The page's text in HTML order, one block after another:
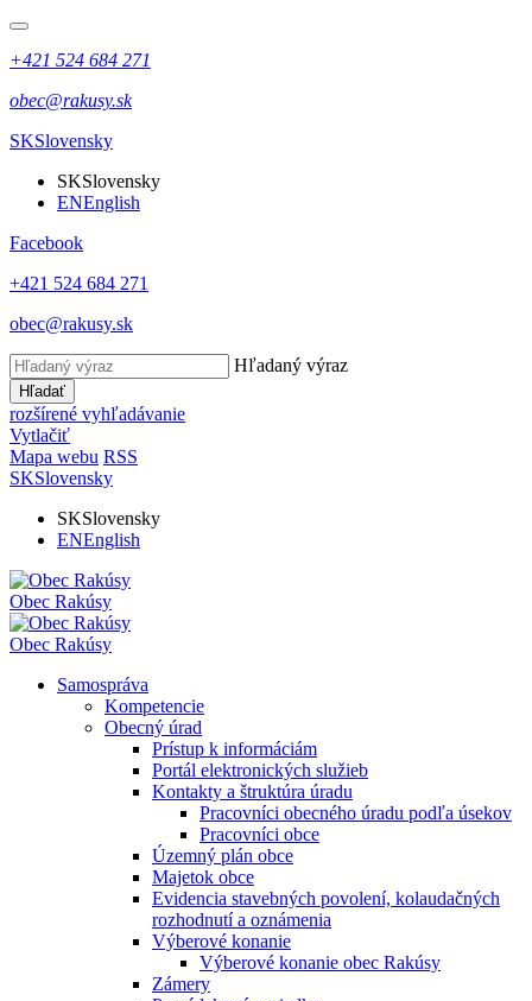
+421 524 684 271
obec@rakusy.sk
SKSlovensky
SKSlovensky
ENEnglish
Facebook
+421 524 684 271
obec@rakusy.sk
Hľadaný výraz
Hľadať
rozšírené vyhľadávanie
Vytlačiť
Mapa webu RSS
SKSlovensky
SKSlovensky
ENEnglish
Obec Rakúsy
Obec Rakúsy
Samospráva
Kompetencie
Obecný úrad
Prístup k informáciám
Portál elektronických služieb
Kontakty a štruktúra úradu
Pracovníci obecného úradu podľa úsekov
Pracovníci obce
Územný plán obce
Majetok obce
Evidencia stavebných povolení, kolaudačných
rozhodnutí a oznámenia
Výberové konanie
Výberové konanie obec Rakúsy
Zámery